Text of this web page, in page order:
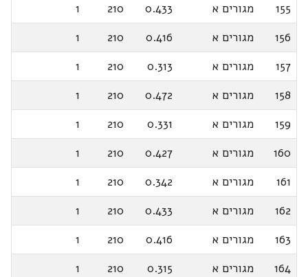
155
מגורים א 0.433
210
1
156
מגורים א 0.416
210
1
157
מגורים א 0.313
210
1
158
מגורים א 0.472
210
1
159
מגורים א 0.331
210
1
160
מגורים א 0.427
210
1
161
מגורים א 0.342
210
1
162
מגורים א 0.433
210
1
163
מגורים א 0.416
210
1
164
מגורים א 0.315
210
1